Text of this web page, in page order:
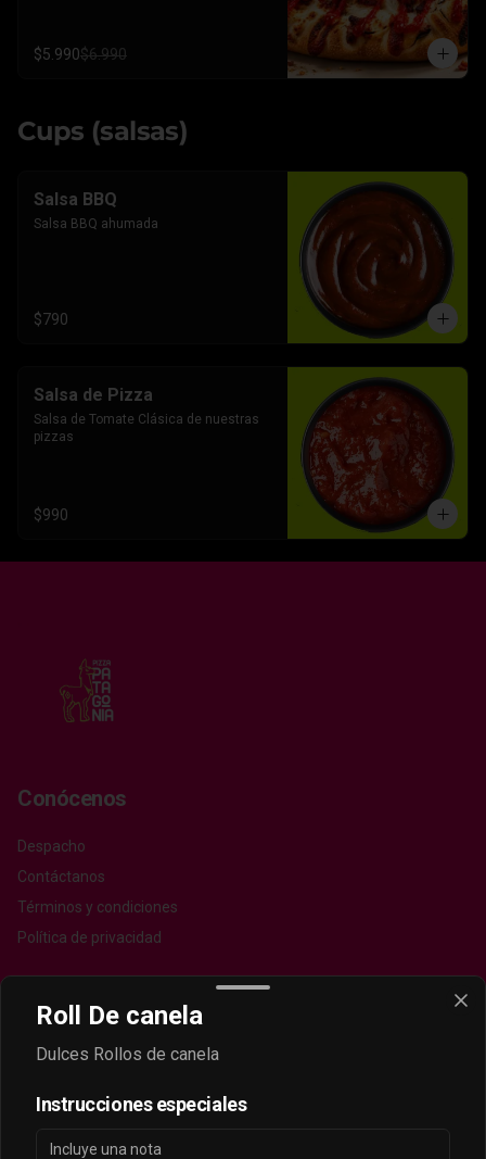
$5.990$6.990
Cups (salsas)
Salsa BBQ
Salsa BBQ ahumada
$790
Salsa de Pizza
Salsa de Tomate Clásica de nuestras
pizzas
$990
Conócenos
Despacho
Contáctanos
Términos y condiciones
Política de privacidad
Facebook
Mi cuenta
Roll De canela
Dulces Rollos de canela
Instrucciones especiales